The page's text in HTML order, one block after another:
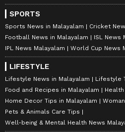
SPORTS
Sports News in Malayalam
Cricket
Football News in Malayalam
ISL News
IPL News Malayalam
World Cup News
LIFESTYLE
Lifestyle News in Malayalam
Lifestyle
Food and Recipes in Malayalam
Home Decor Tips in Malayalam
Pets & Animals Care Tips
Well-being & Mental Health News